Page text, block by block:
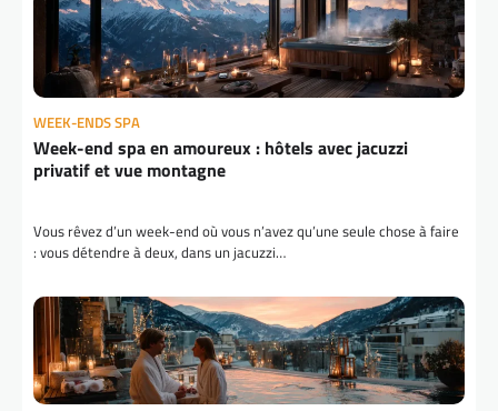
WEEK-ENDS SPA
Week-end spa en amoureux : hôtels avec jacuzzi
privatif et vue montagne
Vous rêvez d’un week-end où vous n’avez qu’une seule chose à faire
: vous détendre à deux, dans un jacuzzi…